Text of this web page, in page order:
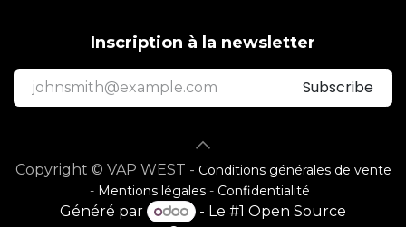
Inscription à la newsletter
Subscribe
Copyright © VAP WEST - Conditions générales de vente
- Mentions légales- Confidentialité
Généré par - Le #1Open Source